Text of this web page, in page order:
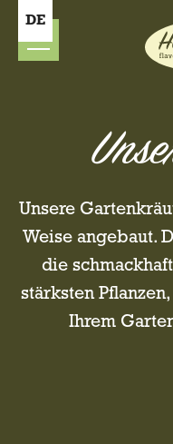
DE
Unsere
Weise angebaut.
die
stärksten
Ihrem